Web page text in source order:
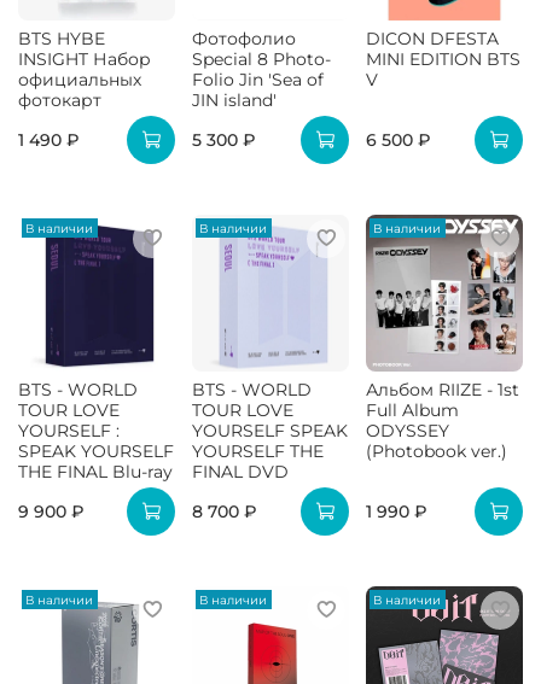
BTS HYBE
INSIGHT Набор
официальных
фотокарт
1 490 ₽
Фотофолио
Special 8 Photo-
Folio Jin 'Sea of
JIN island'
5 300 ₽
DICON DFESTA
MINI EDITION BTS
V
6 500 ₽
В наличии
BTS - WORLD
TOUR LOVE
YOURSELF :
SPEAK YOURSELF
THE FINAL Blu-ray
9 900 ₽
В наличии
BTS - WORLD
TOUR LOVE
YOURSELF SPEAK
YOURSELF THE
FINAL DVD
8 700 ₽
В наличии
Альбом RIIZE - 1st
Full Album
ODYSSEY
(Photobook ver.)
1 990 ₽
В наличии В наличии В наличии